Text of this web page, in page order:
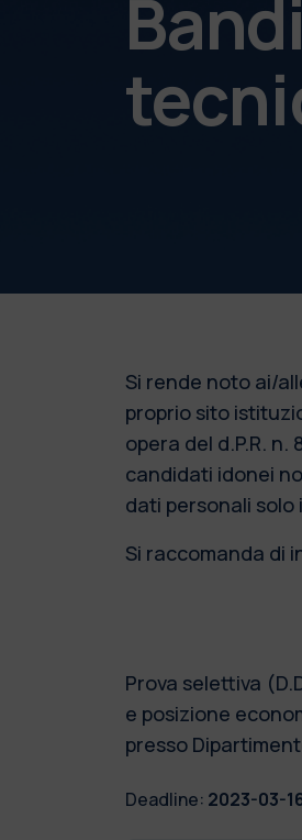
Si rende noto ai/
proprio sito
opera del d.P.R.
candidati idonei
dati personali
Si raccomanda di
Prova selettiva
e posizione
presso
Deadline: 2023-03-